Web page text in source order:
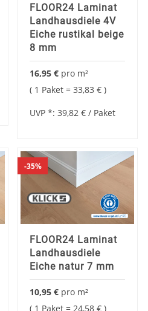
FLOOR24 Laminat
Landhausdiele 4V
Eiche rustikal beige
8 mm
16,95 € pro m²
1 Paket = 33,83 €
UVP *: 39,82 € / Paket
35%
FLOOR24 Laminat
Landhausdiele
Eiche natur 7 mm
10,95 € pro m²
1 Paket = 24,58 €